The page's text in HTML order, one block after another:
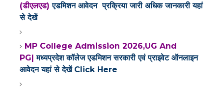
(डीएलएड) एडमिशन आवेदन प्रक्रिया जारी अधिक जानकारी यहां
से देखें
MP College Admission 2026,UG And
PG| मध्यप्रदेश कॉलेज एडमिशन सरकारी एवं प्राइवेट ऑनलाइन
आवेदनयहां से देखें Click Here